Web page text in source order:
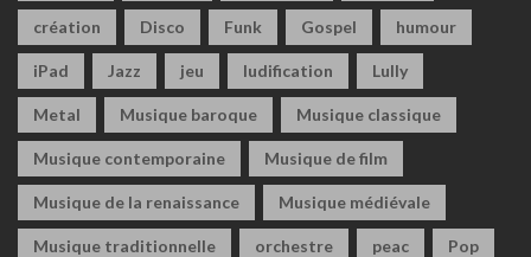
création Disco Funk Gospel humour
iPad Jazz jeu ludification Lully
Metal Musique baroque Musique classique
Musique contemporaine Musique de film
Musique de la renaissance Musique médiévale
Musique traditionnelle orchestre peac Pop